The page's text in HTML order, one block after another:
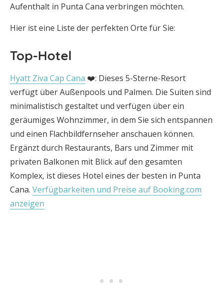
Aufenthalt in Punta Cana verbringen möchten.
Hier ist eine Liste der perfekten Orte für Sie:
Top-Hotel
Hyatt Ziva Cap Cana ❤️: Dieses 5-Sterne-Resort
verfügt über Außenpools und Palmen. Die Suiten sind
minimalistisch gestaltet und verfügen über ein
geräumiges Wohnzimmer, in dem Sie sich entspannen
und einen Flachbildfernseher anschauen können.
Ergänzt durch Restaurants, Bars und Zimmer mit
privaten Balkonen mit Blick auf den gesamten
Komplex, ist dieses Hotel eines der besten in Punta
Cana. Verfügbarkeiten und Preise auf Booking.com
anzeigen